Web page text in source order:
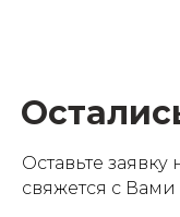
Оставьте
свяжется с Вами